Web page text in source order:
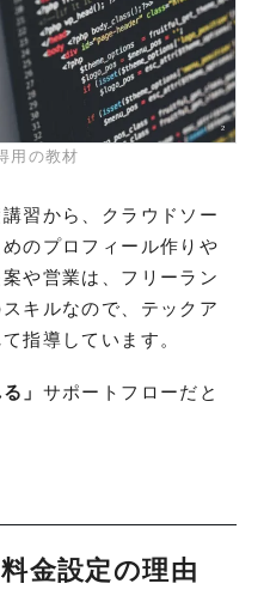
用の教材
習から、クラウドソー
のプロフィール作りや
や営業は、フリーラン
キルなので、テックア
指導しています。
」 サポートフローだと
金設定の理由